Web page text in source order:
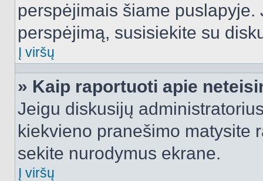
perspėjimais šiame
perspėjimą, susisiekite su
Į viršų
» Kaip raportuoti apie
Jeigu diskusijų
kiekvieno pranešimo matysite
sekite nurodymus ekrane.
Į viršų